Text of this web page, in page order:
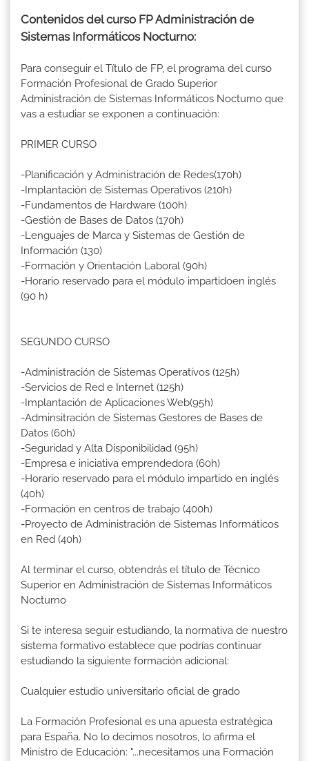
Contenidos del curso FP Administración de
Sistemas Informáticos Nocturno:
Para conseguir el Título de FP, el programa del curso
Formación Profesional de Grado Superior
Administración de Sistemas Informáticos Nocturno que
vas a estudiar se exponen a continuación:
PRIMER CURSO
-Planificación y Administración de Redes(170h)
-Implantación de Sistemas Operativos (210h)
-Fundamentos de Hardware (100h)
-Gestión de Bases de Datos (170h)
-Lenguajes de Marca y Sistemas de Gestión de
Información (130)
-Formación y Orientación Laboral (90h)
-Horario reservado para el módulo impartidoen inglés
(90 h)
SEGUNDO CURSO
-Administración de Sistemas Operativos (125h)
-Servicios de Red e Internet (125h)
-Implantación de Aplicaciones Web(95h)
-Adminsitración de Sistemas Gestores de Bases de
Datos (60h)
-Seguridad y Alta Disponibilidad (95h)
-Empresa e iniciativa emprendedora (60h)
-Horario reservado para el módulo impartido en inglés
(40h)
-Formación en centros de trabajo (400h)
-Proyecto de Administración de Sistemas Informáticos
en Red (40h)
Al terminar el curso, obtendrás el título de Técnico
Superior en Administración de Sistemas Informáticos
Nocturno
Si te interesa seguir estudiando, la normativa de nuestro
sistema formativo establece que podrías continuar
estudiando la siguiente formación adicional:
Cualquier estudio universitario oficial de grado
La Formación Profesional es una apuesta estratégica
para España. No lo decimos nosotros, lo afirma el
Ministro de Educación: "...necesitamos una Formación